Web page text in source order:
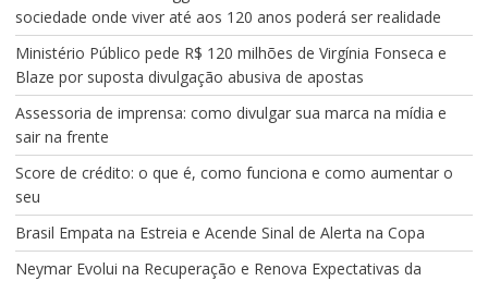
sociedade onde viver até aos 120 anos poderá ser realidade
Ministério Público pede R$ 120 milhões de Virgínia Fonseca e
Blaze por suposta divulgação abusiva de apostas
Assessoria de imprensa: como divulgar sua marca na mídia e
sair na frente
Score de crédito: o que é, como funciona e como aumentar o
seu
Brasil Empata na Estreia e Acende Sinal de Alerta na Copa
Neymar Evolui na Recuperação e Renova Expectativas da